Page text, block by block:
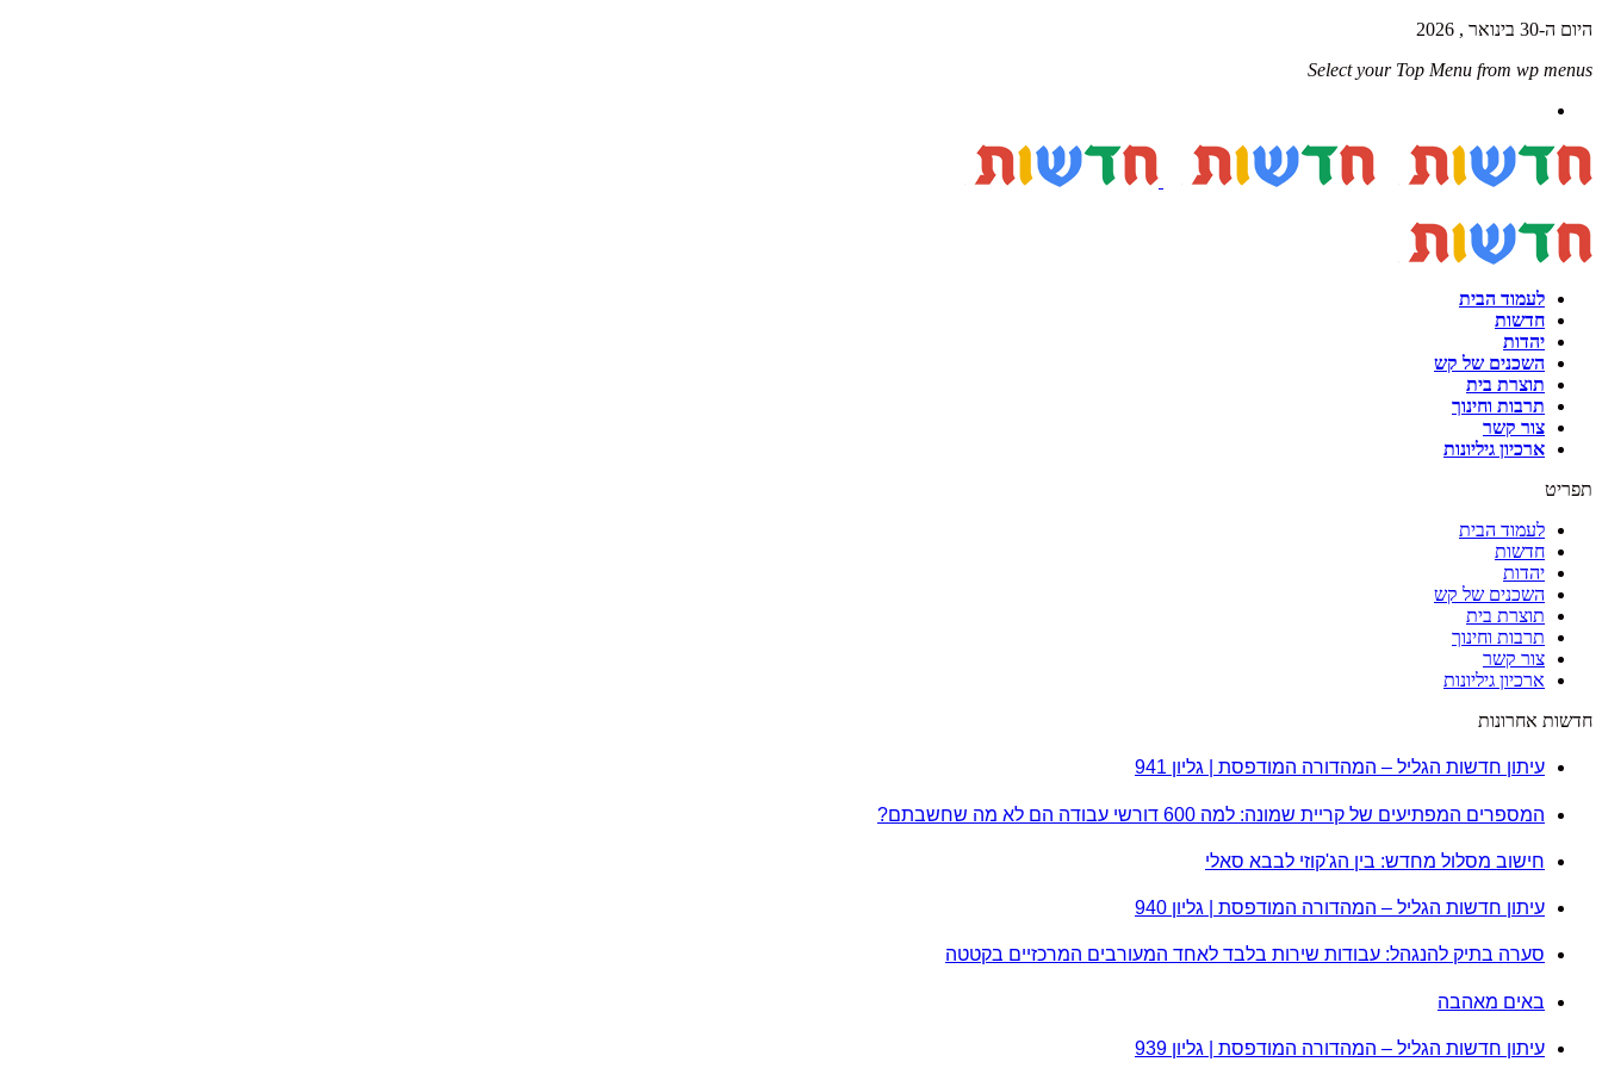
היום ה-30 בינואר , 2026
Select your Top Menu from wp menus
לעמוד הבית
חדשות
יהדות
השכנים של קש
תוצרת בית
תרבות וחינוך
צור קשר
ארכיון גיליונות
תפריט
לעמוד הבית
חדשות
יהדות
השכנים של קש
תוצרת בית
תרבות וחינוך
צור קשר
ארכיון גיליונות
חדשות אחרונות
עיתון חדשות הגליל – המהדורה המודפסת | גליון 941
המספרים המפתיעים של קריית שמונה: למה 600 דורשי עבודה הם לא מה שחשבתם?
חישוב מסלול מחדש: בין הג'קוזי לבבא סאלי
עיתון חדשות הגליל – המהדורה המודפסת | גליון 940
סערה בתיק להנגהל: עבודות שירות בלבד לאחד המעורבים המרכזיים בקטטה
באים מאהבה
עיתון חדשות הגליל – המהדורה המודפסת | גליון 939